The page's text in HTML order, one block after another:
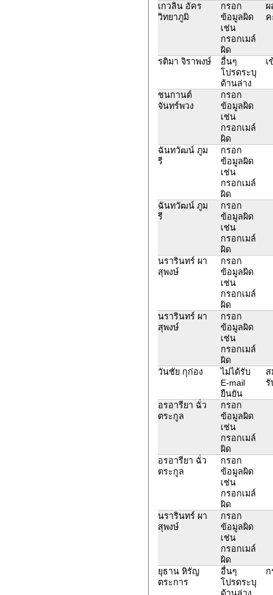
เกวลิน อัคร
วิทยาภูมิ
กรอก
ข้อมูลผิด
เช่น
กรอกเมล์
ผิด
ผ
ค
รติมา จิราพงษ์
อื่นๆ
โปรดระบุ
ด้านล่าง
เ
ชนกานต์
จันทร์พวง
กรอก
ข้อมูลผิด
เช่น
กรอกเมล์
ผิด
ฉันทวัฒน์ ภูม
รี
กรอก
ข้อมูลผิด
เช่น
กรอกเมล์
ผิด
ฉันทวัฒน์ ภูม
รี
กรอก
ข้อมูลผิด
เช่น
กรอกเมล์
ผิด
นรารินทร์ ผา
สุพงษ์
กรอก
ข้อมูลผิด
เช่น
กรอกเมล์
ผิด
นรารินทร์ ผา
สุพงษ์
กรอก
ข้อมูลผิด
เช่น
กรอกเมล์
ผิด
วันชัย กุก่อง
ไม่ได้รับ
E-mail
ยืนยัน
ส
รั
อรอารียา ฉั่ว
ตระกูล
กรอก
ข้อมูลผิด
เช่น
กรอกเมล์
ผิด
อรอารียา ฉั่ว
ตระกูล
กรอก
ข้อมูลผิด
เช่น
กรอกเมล์
ผิด
นรารินทร์ ผา
สุพงษ์
กรอก
ข้อมูลผิด
เช่น
กรอกเมล์
ผิด
ยุธาน หิรัญ
ตระการ
อื่นๆ
โปรดระบุ
ด้านล่าง